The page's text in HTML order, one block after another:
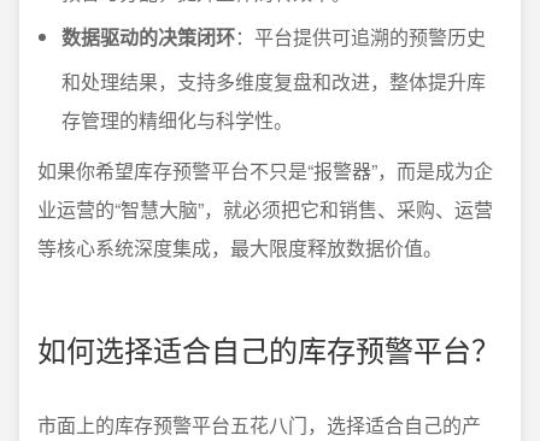
数据驱动的决策闭环：平台提供可追溯的预警历史
和处理结果，支持多维度复盘和改进，整体提升库
存管理的精细化与科学性。
如果你希望库存预警平台不只是“报警器”，而是成为企
业运营的“智慧大脑”，就必须把它和销售、采购、运营
等核心系统深度集成，最大限度释放数据价值。
如何选择适合自己的库存预警平台？
市面上的库存预警平台五花八门，选择适合自己的产